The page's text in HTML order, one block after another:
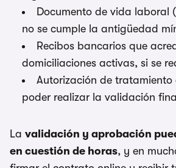
Documento de vida laboral
no se cumple la antigüedad
Recibos bancarios que
domiciliaciones activas, si se
Autorización de
poder realizar la validación
La validación y aprobación
en cuestión de horas, y en